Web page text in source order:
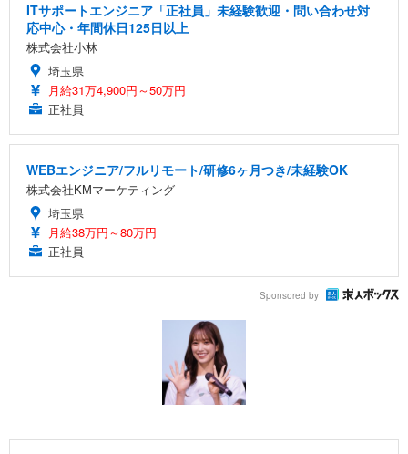
ITサポートエンジニア「正社員」未経験歓迎・問い合わせ対
応中心・年間休日125日以上
株式会社小林
埼玉県
月給31万4,900円～50万円
正社員
WEBエンジニア/フルリモート/研修6ヶ月つき/未経験OK
株式会社KMマーケティング
埼玉県
月給38万円～80万円
正社員
Sponsored by